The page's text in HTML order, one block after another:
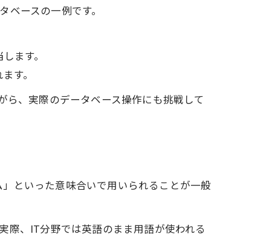
ースの一例です。
ます。
す。
ら、実際のデータベース操作にも挑戦して
といった意味合いで用いられることが一般
際、IT分野では英語のまま用語が使われる